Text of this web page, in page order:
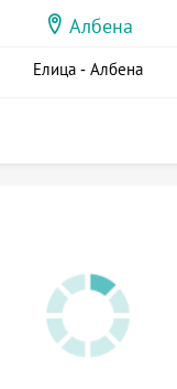
Албена
Елица - Албена